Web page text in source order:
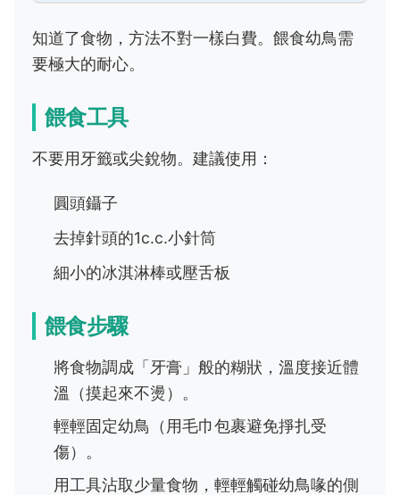
知道了食物，方法不對一樣白費。餵食幼鳥需
要極大的耐心。
餵食工具
不要用牙籤或尖銳物。建議使用：
圓頭鑷子
去掉針頭的1c.c.小針筒
細小的冰淇淋棒或壓舌板
餵食步驟
將食物調成「牙膏」般的糊狀，溫度接近體
溫（摸起來不燙）。
輕輕固定幼鳥（用毛巾包裹避免掙扎受
傷）。
用工具沾取少量食物，輕輕觸碰幼鳥喙的側